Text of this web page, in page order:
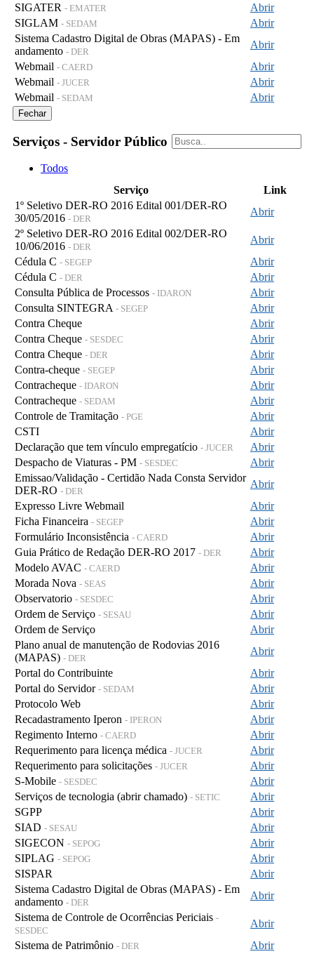
SIGATER - EMATER
Abrir
SIGLAM - SEDAM
Abrir
Sistema Cadastro Digital de Obras (MAPAS) - Em
andamento - DER
Abrir
Webmail - CAERD
Abrir
Webmail - JUCER
Abrir
Webmail - SEDAM Abrir
Fechar
Serviços - Servidor Público
Todos
Serviço
Link
1º Seletivo DER-RO 2016 Edital 001/DER-RO
30/05/2016 - DER
Abrir
2º Seletivo DER-RO 2016 Edital 002/DER-RO
10/06/2016 - DER
Abrir
Cédula C - SEGEP
Abrir
Cédula C - DER
Abrir
Consulta Pública de Processos - IDARON
Abrir
Consulta SINTEGRA - SEGEP
Abrir
Contra Cheque
Abrir
Contra Cheque - SESDEC
Abrir
Contra Cheque - DER
Abrir
Contra-cheque - SEGEP
Abrir
Contracheque - IDARON
Abrir
Contracheque - SEDAM
Abrir
Controle de Tramitação - PGE
Abrir
CSTI
Abrir
Declaração que tem vínculo empregatício - JUCER
Abrir
Despacho de Viaturas - PM - SESDEC
Abrir
Emissao/Validação - Certidão Nada Consta Servidor
DER-RO - DER
Abrir
Expresso Livre Webmail
Abrir
Ficha Financeira - SEGEP
Abrir
Formulário Inconsistência - CAERD
Abrir
Guia Prático de Redação DER-RO 2017 - DER
Abrir
Modelo AVAC - CAERD
Abrir
Morada Nova - SEAS
Abrir
Observatorio - SESDEC
Abrir
Ordem de Serviço - SESAU
Abrir
Ordem de Serviço
Abrir
Plano anual de manutenção de Rodovias 2016
(MAPAS) - DER
Abrir
Portal do Contribuinte
Abrir
Portal do Servidor - SEDAM
Abrir
Protocolo Web
Abrir
Recadastramento Iperon - IPERON
Abrir
Regimento Interno - CAERD
Abrir
Requerimento para licença médica - JUCER
Abrir
Requerimento para solicitações - JUCER
Abrir
S-Mobile - SESDEC
Abrir
Serviços de tecnologia (abrir chamado) - SETIC
Abrir
SGPP
Abrir
SIAD - SESAU
Abrir
SIGECON - SEPOG
Abrir
SIPLAG - SEPOG
Abrir
SISPAR
Abrir
Sistema Cadastro Digital de Obras (MAPAS) - Em
andamento - DER
Abrir
Sistema de Controle de Ocorrências Periciais -
SESDEC
Abrir
Sistema de Patrimônio - DER
Abrir